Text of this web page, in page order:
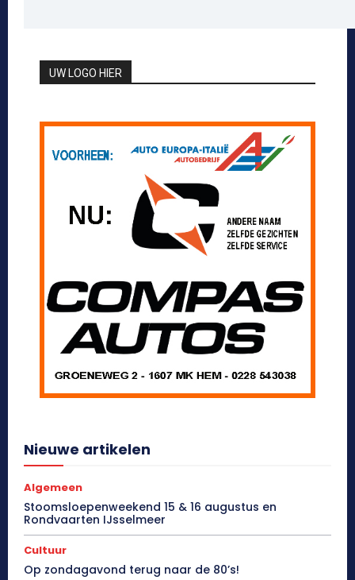
UW LOGO HIER
Nieuwe artikelen
Algemeen
Stoomsloepenweekend 15 & 16 augustus en
Rondvaarten IJsselmeer
Cultuur
Op zondagavond terug naar de 80’s!